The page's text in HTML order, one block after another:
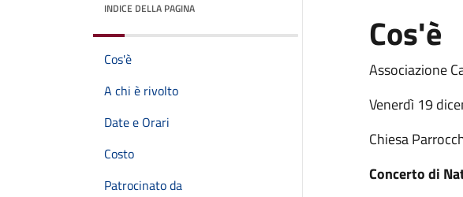
INDICE DELLA PAGINA
Cos'è
A chi è rivolto
Date e Orari
Costo
Patrocinato da
Cos'è
Associazione
Venerdì 19
Chiesa
Concerto di